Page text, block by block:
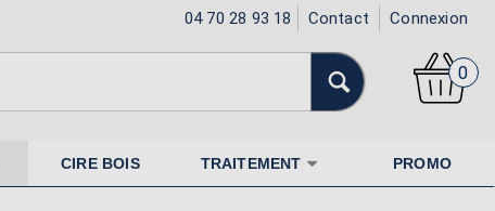
04 70 28 93 18 Contact Connexion
0
CIRE BOIS TRAITEMENT PROMO